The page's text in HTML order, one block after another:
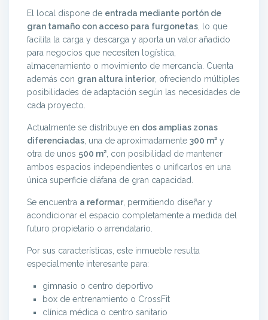
El local dispone de entrada mediante portón de
gran tamaño con acceso para furgonetas , lo que
facilita la carga y descarga y aporta un valor añadido
para negocios que necesiten logística,
almacenamiento o movimiento de mercancía. Cuenta
además con gran altura interior, ofreciendo múltiples
posibilidades de adaptación según las necesidades de
cada proyecto.
Actualmente se distribuye en dos amplias zonas
diferenciadas , una de aproximadamente 300 m² y
otra de unos 500 m² , con posibilidad de mantener
ambos espacios independientes o unificarlos en una
única superficie diáfana de gran capacidad.
Se encuentra a reformar, permitiendo diseñar y
acondicionar el espacio completamente a medida del
futuro propietario o arrendatario.
Por sus características, este inmueble resulta
especialmente interesante para:
gimnasio o centro deportivo
box de entrenamiento o CrossFit
clínica médica o centro sanitario